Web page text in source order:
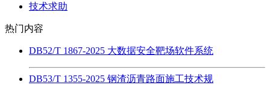
技术求助
热门内容
DB52/T 1867-2025 大数据安全靶场软件系统
DB53/T 1355-2025 钢渣沥青路面施工技术规